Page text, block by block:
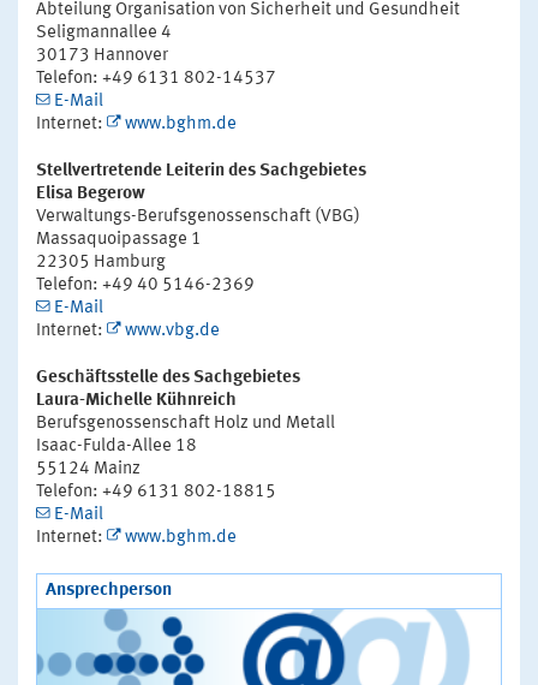
Abteilung Organisation von Sicherheit und Gesundheit
Seligmannallee 4
30173 Hannover
Telefon: +49 6131 802-14537
E-Mail
Internet:
www.bghm.de
Stellvertretende Leiterin des Sachgebietes
Elisa Begerow
Verwaltungs-Berufsgenossenschaft (VBG)
Massaquoipassage 1
22305 Hamburg
Telefon: +49 40 5146-2369
E-Mail
Internet:
www.vbg.de
Geschäftsstelle des Sachgebietes
Laura-Michelle Kühnreich
Berufsgenossenschaft Holz und Metall
Isaac-Fulda-Allee 18
55124 Mainz
Telefon: +49 6131 802-18815
E-Mail
Internet:
www.bghm.de
Ansprechperson